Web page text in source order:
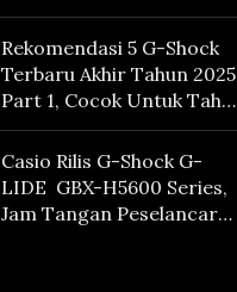
Masa Baterai 10 Tahun
dan Fitur Vibration
Rekomendasi 5 G-Shock
Terbaru Akhir Tahun 2025
Part 1, Cocok Untuk Tahun
Baru!
Casio Rilis G-Shock G-
LIDE GBX-H5600 Series,
Jam Tangan Peselancar